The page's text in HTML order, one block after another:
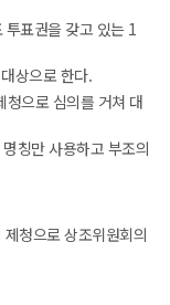
표권을 갖고 있는 1
상으로 한다.
청으로 심의를 거쳐 대
칭만 사용하고 부조의
청으로 상조위원회의